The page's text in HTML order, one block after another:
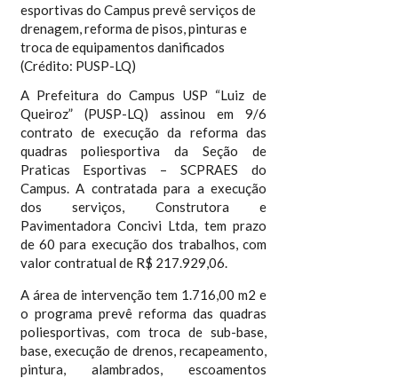
esportivas do Campus prevê serviços de
drenagem, reforma de pisos, pinturas e
troca de equipamentos danificados
(Crédito: PUSP-LQ)
A Prefeitura do Campus USP “Luiz de
Queiroz” (PUSP-LQ) assinou em 9/6
contrato de execução da reforma das
quadras poliesportiva da Seção de
Praticas Esportivas – SCPRAES do
Campus. A contratada para a execução
dos serviços, Construtora e
Pavimentadora Concivi Ltda, tem prazo
de 60 para execução dos trabalhos, com
valor contratual de R$ 217.929,06.
A área de intervenção tem 1.716,00 m2 e
o programa prevê reforma das quadras
poliesportivas, com troca de sub-base,
base, execução de drenos, recapeamento,
pintura, alambrados, escoamentos